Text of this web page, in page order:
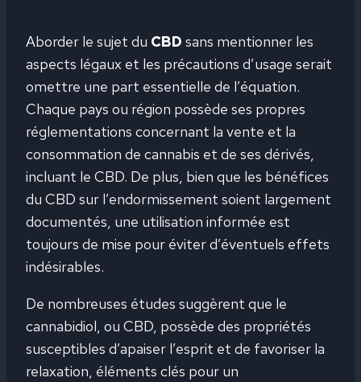
Aborder le sujet du CBD sans mentionner les
aspects légaux et les précautions d’usage serait
omettre une part essentielle de l’équation.
Chaque pays ou région possède ses propres
réglementations concernant la vente et la
consommation de cannabis et de ses dérivés,
incluant le CBD. De plus, bien que les bénéfices
du CBD sur l’endormissement soient largement
documentés, une utilisation informée est
toujours de mise pour éviter d’éventuels effets
indésirables.
De nombreuses études suggèrent que le
cannabidiol, ou CBD, possède des propriétés
susceptibles d’apaiser l’esprit et de favoriser la
relaxation, éléments clés pour un